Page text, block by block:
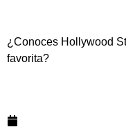
¿Conoces Hollywood
favorita?